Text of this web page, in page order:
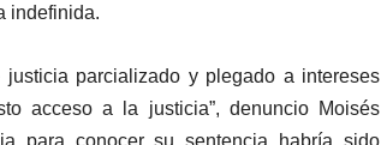
indefinida.
parcializado y plegado a intereses
acceso a la justicia”, denuncio Moisés
para conocer su sentencia habría sido